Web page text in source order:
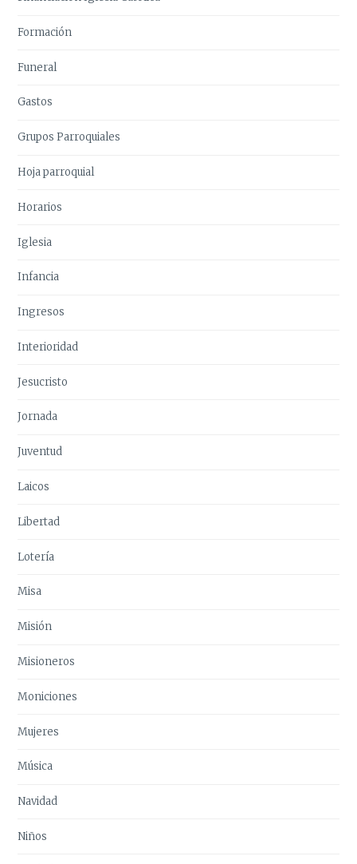
Formación
Funeral
Gastos
Grupos Parroquiales
Hoja parroquial
Horarios
Iglesia
Infancia
Ingresos
Interioridad
Jesucristo
Jornada
Juventud
Laicos
Libertad
Lotería
Misa
Misión
Misioneros
Moniciones
Mujeres
Música
Navidad
Niños